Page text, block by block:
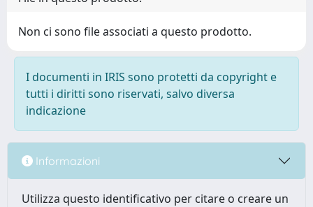
Non ci sono file associati a questo prodotto.
I documenti in IRIS sono protetti da copyright e
tutti i diritti sono riservati, salvo diversa
indicazione
Informazioni
Utilizza questo identificativo per citare o creare un